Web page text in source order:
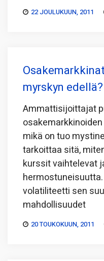
22 JOULUKUUN, 2011
myrskyn edellä?
Ammattisijoittajat
mikä on tuo
tarkoittaa sitä,
kurssit vaihtelevat
volatiliteetti sen
mahdollisuudet
20 TOUKOKUUN, 2011